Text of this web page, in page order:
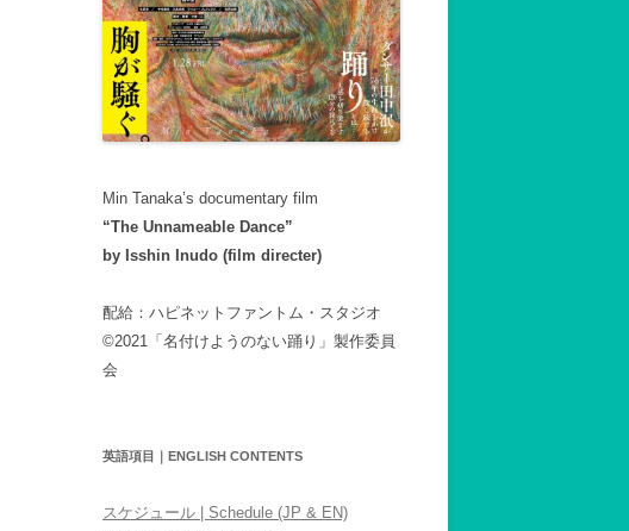
Min Tanaka’s documentary film
“The Unnameable Dance”
by Isshin Inudo (film directer)
配給：ハピネットファントム・スタジオ
©2021「名付けようのない踊り」製作委員
会
英語項目｜ENGLISH CONTENTS
スケジュール | Schedule (JP & EN)